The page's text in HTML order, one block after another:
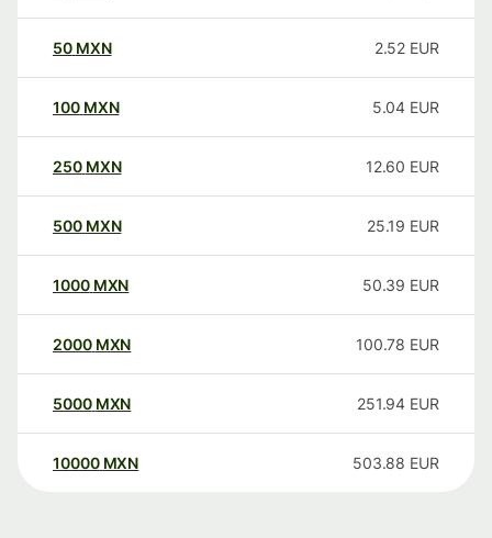
50 MXN 2.52 EUR
100 MXN 5.04 EUR
250 MXN 12.60 EUR
500 MXN 25.19 EUR
1000 MXN 50.39 EUR
2000 MXN 100.78 EUR
5000 MXN 251.94 EUR
10000 MXN 503.88 EUR